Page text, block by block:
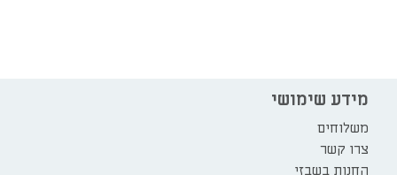
מידע שימושי
משלוחים
צרו קשר
החנות בשבזי